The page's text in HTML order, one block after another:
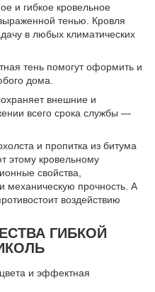
и гибкое кровельное
тенью. Кровля
в любых климатических
тень помогут оформить и
дома.
внешние и
всего срока службы —
и пропитка из битума
этому кровельному
свойства,
механическую прочность. А
воздействию
ГИБКОЙ
и эффектная